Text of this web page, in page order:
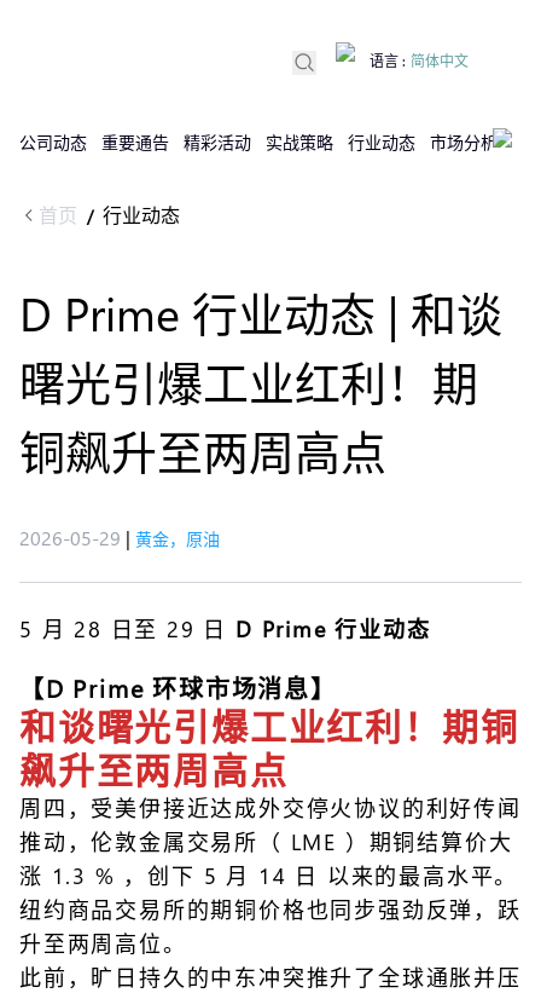
公司动态 重要通告 精彩活动 实战策略 行业动态 市场分析
语言 : 简体中文
首页 / 行业动态
D Prime 行业动态 | 和谈
曙光引爆工业红利！期
铜飙升至两周高点
2026-05-29 | 黄金，原油
5 月 28 日至 29 日 D Prime 行业动态
【D Prime 环球市场消息】
和谈曙光引爆工业红利！期铜
飙升至两周高点
周四，受美伊接近达成外交停火协议的利好传闻
推动，伦敦金属交易所（ LME ）期铜结算价大
涨 1.3 % ，创下 5 月 14 日 以来的最高水平。
纽约商品交易所的期铜价格也同步强劲反弹，跃
升至两周高位。
此前，旷日持久的中东冲突推升了全球通胀并压